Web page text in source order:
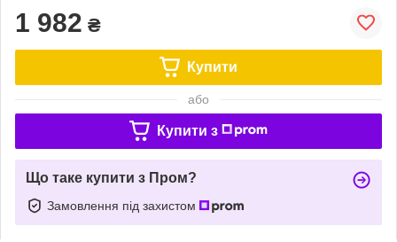
1 982 ₴
Купити
або
Купити з
Що таке купити з Пром?
Замовлення під захистом